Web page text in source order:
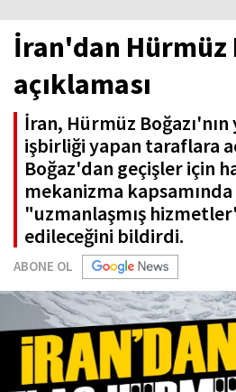
İran'dan Hürmüz
açıklaması
İran, Hürmüz Boğazı'nın
işbirliği yapan taraflara
Boğaz'dan geçişler için
mekanizma
"uzmanlaşmış
edileceğini bildirdi.
ABONE OL